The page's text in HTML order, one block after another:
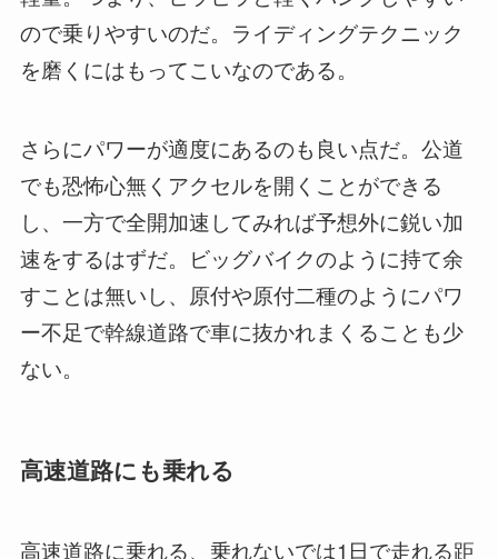
ので乗りやすいのだ。ライディングテクニック
を磨くにはもってこいなのである。
さらにパワーが適度にあるのも良い点だ。公道
でも恐怖心無くアクセルを開くことができる
し、一方で全開加速してみれば予想外に鋭い加
速をするはずだ。ビッグバイクのように持て余
すことは無いし、原付や原付二種のようにパワ
ー不足で幹線道路で車に抜かれまくることも少
ない。
高速道路にも乗れる
高速道路に乗れる、乗れないでは1日で走れる距